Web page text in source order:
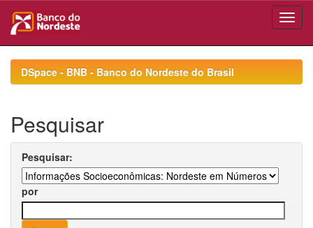
navigationDSpace - BNB - Banco do Nordeste do Brasil
Pesquisar
Pesquisar:
por